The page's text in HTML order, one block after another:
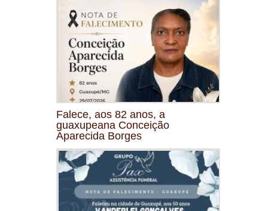
Falece, aos 82 anos, a
guaxupeana Conceição
Aparecida Borges